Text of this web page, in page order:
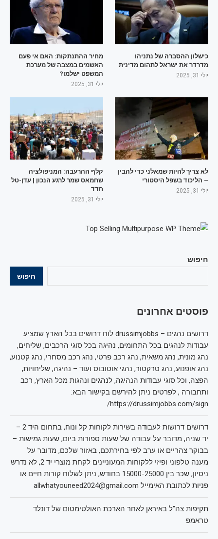
חיפוש
חיפוש
פוסטים אחרונים
דרושים נהגים – drussimjobbs לוח דרושים בכל הארץ שמציע
עבודות לנהגים בכל התחומים, נהיגה בכל סוגי הרכבים, שליחים,
נהג מונית, נהג משאית, נהג רכב פרטי, נהג רכב מסחרי, נהג קטנוע,
נהג אופנוע, נהג טרקטור, נהגי אוטובוס ועוד – נהיגה, שליחויות,
הפצה, וכל סוגי עבודות הנהיגה, לנהגים ונהגות מכל הארץ, רכב
ותחבורה , לפרטים ניתן להירשם בקישור הבא:
https://drussimjobbs.com/sign/
דרושים דרושות לעבודה בשירות לקוחות קל ונוח, בתחום היד 2 –
יד שניה, מדובר על עבודה של שעות ספורות ביום, שעות גמישות –
בבוקר צהריים או ערב לפי בחירתכם, באזור שלכם, מדובר על
מענה טלפוני ופיזי ללקוחות המעוניינים לקחת מוצרי יד 2, לא נדרש
ניסיון, שכר בין 15000-25000 בחודש, ניתן לשלוח קורות חיים או
פניות לכתובת האימייל allwhatyouneed2024@gmail.com
תקיפות צה"ל באיראן לאחר הארכת האולטימטום של דונלד
טראמפ
כישלון ההסברה של נתניהו
מדרדר את ישראל לתהום מדינית
יולי 31, 2025
מחיר ההתנתקות: האם אי פעם
האשמים במצבה של מערכת
המשפט ישלמו?
יולי 31, 2025
לא צריך להיות שמאלני כדי להבין
– הליכוד בשפל היסטורי
יולי 31, 2025
קלף ההרעבה: המניפולציה
שחמאס שמר לרגע הנכון | עדן-טל
חדד
יולי 31, 2025